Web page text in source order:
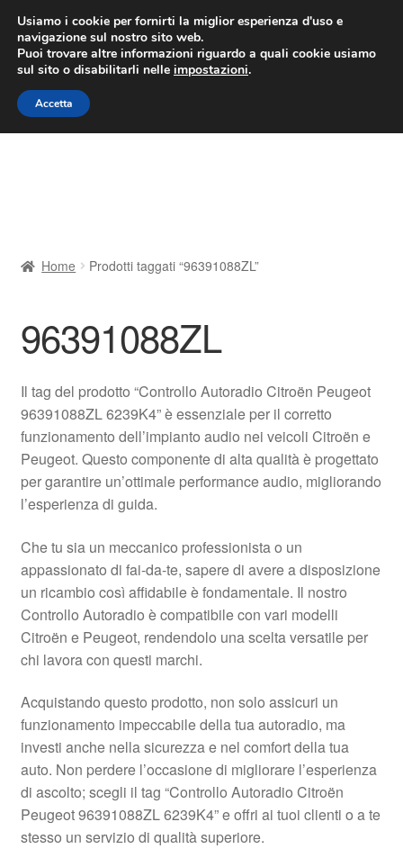
CONSEGNA da 7 EUR
Lun-Ven 9:00 - 16:00/800 580 290
Vai
alla
navigazione
Vai
al
contenuto
Contatto
Il mio account
Pagamenti
Politica sulla riservatezza
Registratore di cassa
Rimostranza
Spedizione in tutto il mondo
Termini e condizioni
Home Prodotti taggati “96391088ZL”
96391088ZL
Il tag del prodotto “Controllo Autoradio Citroën Peugeot
96391088ZL 6239K4” è essenziale per il corretto
funzionamento dell’impianto audio nei veicoli Citroën e
Peugeot. Questo componente di alta qualità è progettato
per garantire un’ottimale performance audio, migliorando
l’esperienza di guida.
Che tu sia un meccanico professionista o un
appassionato di fai-da-te, sapere di avere a disposizione
un ricambio così affidabile è fondamentale. Il nostro
Controllo Autoradio è compatibile con vari modelli
Citroën e Peugeot, rendendolo una scelta versatile per
chi lavora con questi marchi.
Acquistando questo prodotto, non solo assicuri un
funzionamento impeccabile della tua autoradio, ma
investi anche nella sicurezza e nel comfort della tua
auto. Non perdere l’occasione di migliorare l’esperienza
di ascolto; scegli il tag “Controllo Autoradio Citroën
Peugeot 96391088ZL 6239K4” e offri ai tuoi clienti o a te
stesso un servizio di qualità superiore.
Usiamo i cookie per fornirti la miglior esperienza d'uso e
navigazione sul nostro sito web.
Puoi trovare altre informazioni riguardo a quali cookie usiamo
sul sito o disabilitarli nelle impostazioni.
Accetta